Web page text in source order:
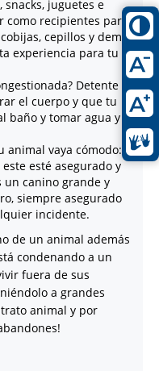
snacks, juguetes e
como recipientes para
cepillos y demás,
experiencia para tu
Detente en
el cuerpo y que tu
baño y tomar agua y
animal vaya cómodo: en
esté asegurado y
un canino grande y
siempre asegurado
incidente.
de un animal además
condenando a un
fuera de sus
a grandes
animal y por